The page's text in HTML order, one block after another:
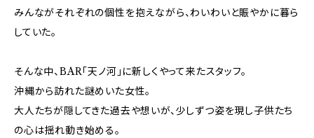
みんながそれぞれの個性を抱えながら、わいわいと賑やかに暮ら
していた。
そんな中、BAR「天ノ河」に新しくやって来たスタッフ。
沖縄から訪れた謎めいた女性。
大人たちが隠してきた過去や想いが、少しずつ姿を現し子供たち
の心は揺れ動き始める。